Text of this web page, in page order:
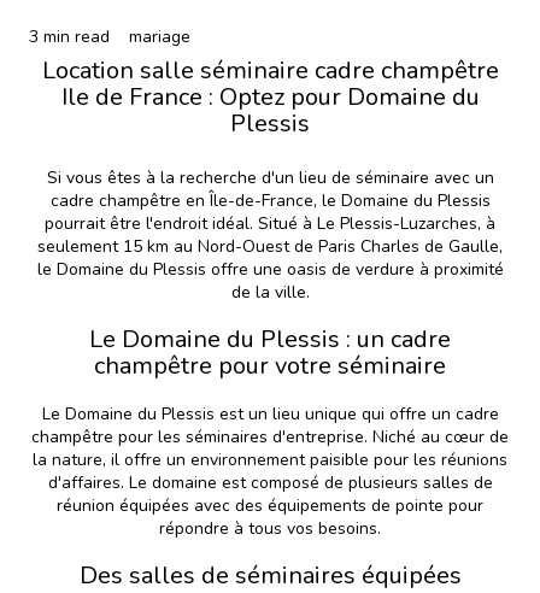
3 min read mariage
Location salle séminaire cadre champêtre
Ile de France : Optez pour Domaine du
Plessis
Si vous êtes à la recherche d'un lieu de séminaire avec un
cadre champêtre en Île-de-France, le Domaine du Plessis
pourrait être l'endroit idéal. Situé à Le Plessis-Luzarches, à
seulement 15 km au Nord-Ouest de Paris Charles de Gaulle,
le Domaine du Plessis offre une oasis de verdure à proximité
de la ville.
Le Domaine du Plessis : un cadre
champêtre pour votre séminaire
Le Domaine du Plessis est un lieu unique qui offre un cadre
champêtre pour les séminaires d'entreprise. Niché au cœur de
la nature, il offre un environnement paisible pour les réunions
d'affaires. Le domaine est composé de plusieurs salles de
réunion équipées avec des équipements de pointe pour
répondre à tous vos besoins.
Des salles de séminaires équipées